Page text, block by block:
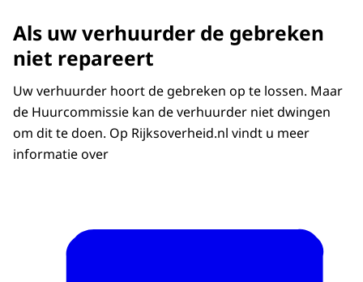
Als uw verhuurder de gebreken
niet repareert
Uw verhuurder hoort de gebreken op te lossen. Maar
de Huurcommissie kan de verhuurder niet dwingen
om dit te doen. Op Rijksoverheid.nl vindt u meer
informatie over